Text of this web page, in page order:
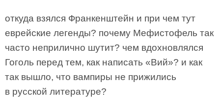
откуда взялся Франкенштейн и при чем тут
еврейские легенды? почему Мефистофель так
часто неприлично шутит? чем вдохновлялся
Гоголь перед тем, как написать «Вий»? и как
так вышло, что вампиры не прижились
в русской литературе?